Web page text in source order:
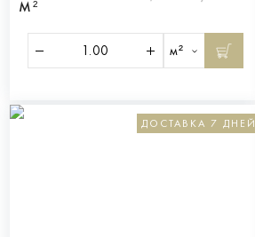
М²
м²
ДОСТАВКА 7 ДНЕЙ